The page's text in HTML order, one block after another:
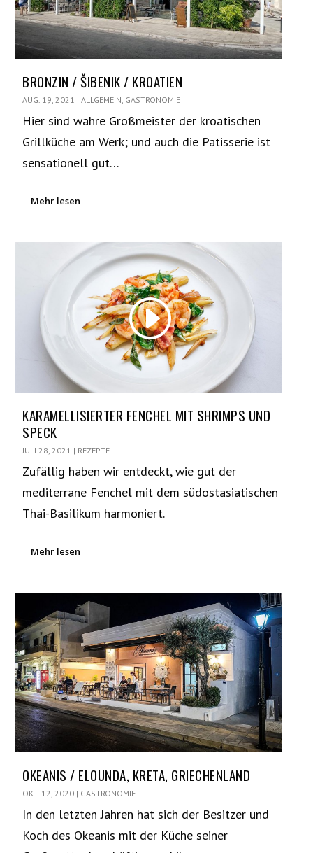
BRONZIN / ŠIBENIK / KROATIEN
AUG. 19, 2021 |ALLGEMEIN GASTRONOMIE
Hier sind wahre Großmeister der kroatischen
Grillküche am Werk; und auch die Patisserie ist
sensationell gut…
Mehr lesen
KARAMELLISIERTER FENCHEL MIT SHRIMPS UND
SPECK
JULI 28, 2021 | REZEPTE
Zufällig haben wir entdeckt, wie gut der
mediterrane Fenchel mit dem südostasiatischen
Thai-Basilikum harmoniert.
Mehr lesen
OKEANIS / ELOUNDA, KRETA, GRIECHENLAND
OKT. 12, 2020 | GASTRONOMIE
In den letzten Jahren hat sich der Besitzer und
Koch des Okeanis mit der Küche seiner